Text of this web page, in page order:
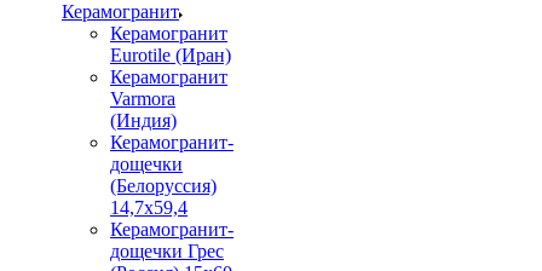
Керамогранит
Керамогранит
Eurotile (Иран)
Керамогранит
Varmora
(Индия)
Керамогранит-
дощечки
(Белоруссия)
14,7x59,4
Керамогранит-
дощечки Грес